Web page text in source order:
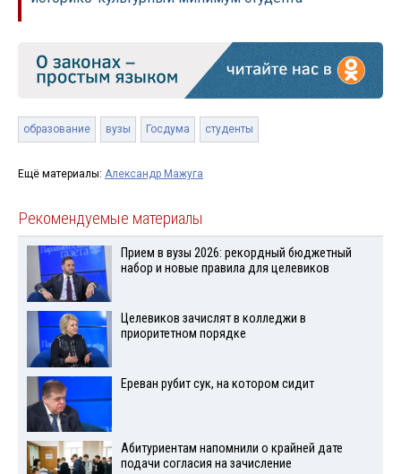
образование вузы Госдума студенты
Ещё материалы: Александр Мажуга
Рекомендуемые материалы
Прием в вузы 2026: рекордный бюджетный
набор и новые правила для целевиков
Целевиков зачислят в колледжи в
приоритетном порядке
Ереван рубит сук, на котором сидит
Абитуриентам напомнили о крайней дате
подачи согласия на зачисление